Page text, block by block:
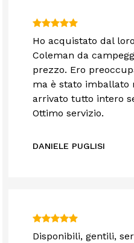
Ho acquistato dal
Coleman da
prezzo. Ero
ma è stato imballato
arrivato tutto intero
Ottimo servizio.
DANIELE PUGLISI
Disponibili, gentili,